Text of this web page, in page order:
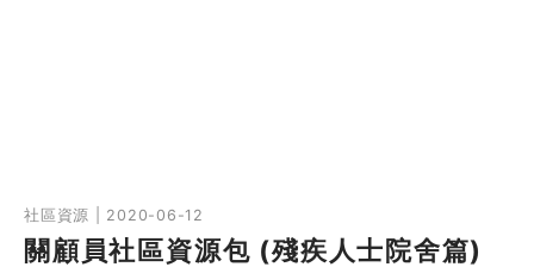
社區資源 | 2020-06-12
關顧員社區資源包 (殘疾人士院舍篇)